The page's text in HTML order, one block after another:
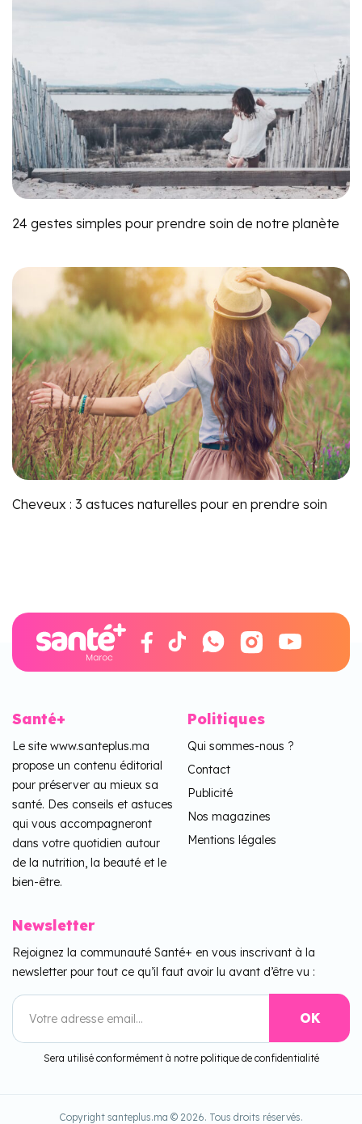
24 gestes simples pour prendre soin de notre planète
Cheveux : 3 astuces naturelles pour en prendre soin
Santé+
Le site www.santeplus.ma
propose un contenu éditorial
pour préserver au mieux sa
santé. Des conseils et astuces
qui vous accompagneront
dans votre quotidien autour
de la nutrition, la beauté et le
bien-être.
Politiques
Qui sommes-nous ?
Contact
Publicité
Nos magazines
Mentions légales
Newsletter
Rejoignez la communauté Santé+ en vous inscrivant à la
newsletter pour tout ce qu’il faut avoir lu avant d’être vu :
Sera utilisé conformément à notre politique de confidentialité
Copyright santeplus.ma © 2026. Tous droits réservés.